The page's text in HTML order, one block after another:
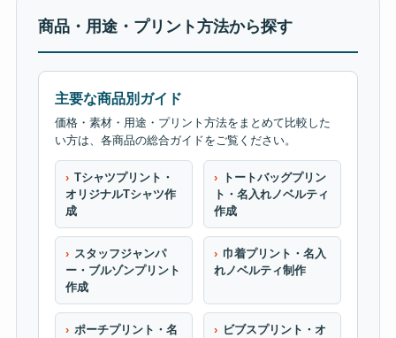
商品・用途・プリント方法から探す
主要な商品別ガイド
価格・素材・用途・プリント方法をまとめて比較した
い方は、各商品の総合ガイドをご覧ください。
Tシャツプリント・
オリジナルTシャツ作
成
トートバッグプリン
ト・名入れノベルティ
作成
スタッフジャンパ
ー・ブルゾンプリント
作成
巾着プリント・名入
れノベルティ制作
ポーチプリント・名
ビブスプリント・オ